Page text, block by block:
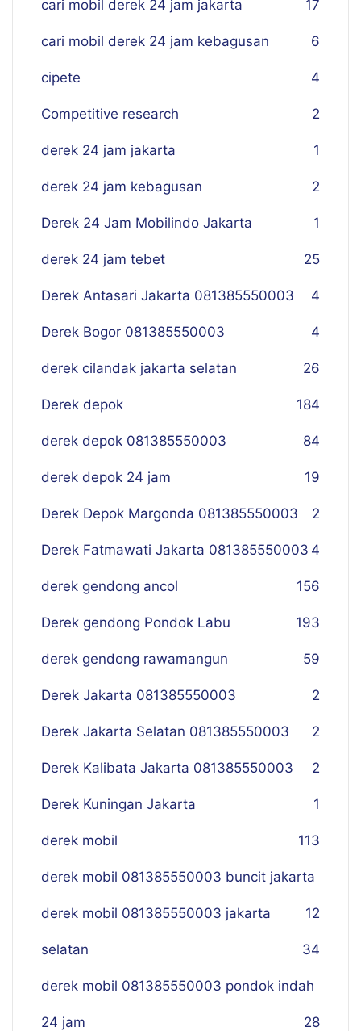
cari mobil derek 24 jam jakarta 17
cari mobil derek 24 jam kebagusan 6
cipete 4
Competitive research 2
derek 24 jam jakarta 1
derek 24 jam kebagusan 2
Derek 24 Jam Mobilindo Jakarta 1
derek 24 jam tebet 25
Derek Antasari Jakarta 081385550003 4
Derek Bogor 081385550003 4
derek cilandak jakarta selatan 26
Derek depok 184
derek depok 081385550003 84
derek depok 24 jam 19
Derek Depok Margonda 081385550003 2
Derek Fatmawati Jakarta 081385550003 4
derek gendong ancol 156
Derek gendong Pondok Labu 193
derek gendong rawamangun 59
Derek Jakarta 081385550003 2
Derek Jakarta Selatan 081385550003 2
Derek Kalibata Jakarta 081385550003 2
Derek Kuningan Jakarta 1
derek mobil 113
derek mobil 081385550003 buncit jakarta
12
derek mobil 081385550003 jakarta
selatan 34
derek mobil 081385550003 pondok indah
24 jam 28